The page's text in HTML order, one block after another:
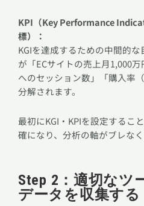
KPI（Key Performance
標）：
KGIを達成するための中間的
が「ECサイトの売上月1,000
へのセッション数」「購入率
分解されます。
最初にKGI・KPIを設定するこ
確になり、分析の軸がブレなく
Step 2：適切なツ
データを収集する